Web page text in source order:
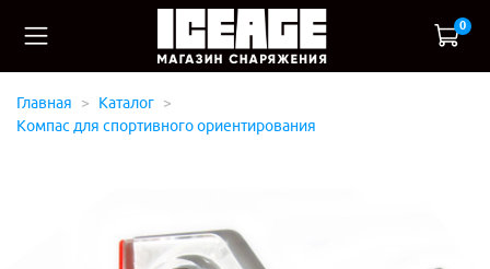
0
Главная
Каталог
Компас для спортивного ориентирования